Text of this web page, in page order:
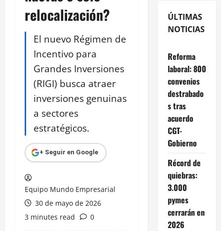
relocalización?
El nuevo Régimen de
Incentivo para
Grandes Inversiones
(RIGI) busca atraer
inversiones genuinas
a sectores
estratégicos.
+ Seguir en Google
Equipo Mundo Empresarial
30 de mayo de 2026
3 minutes read
0
ÚLTIMAS
NOTICIAS
Reforma
laboral: 800
convenios
destrabado
s tras
acuerdo
CGT-
Gobierno
Récord de
quiebras:
3.000
pymes
cerrarán en
2026